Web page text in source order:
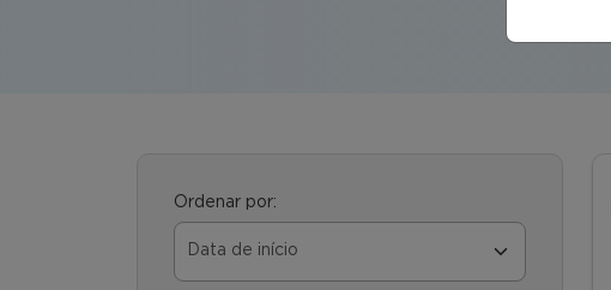
Ordenar por: